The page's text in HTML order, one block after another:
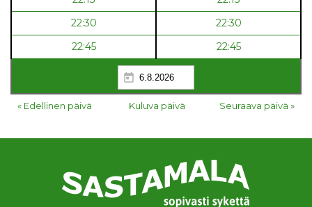
22:30
22:30
22:45
22:45
« Edellinen päivä Kuluva päivä Seuraava päivä »